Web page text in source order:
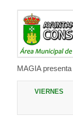
MAGIA presenta
VIERNES